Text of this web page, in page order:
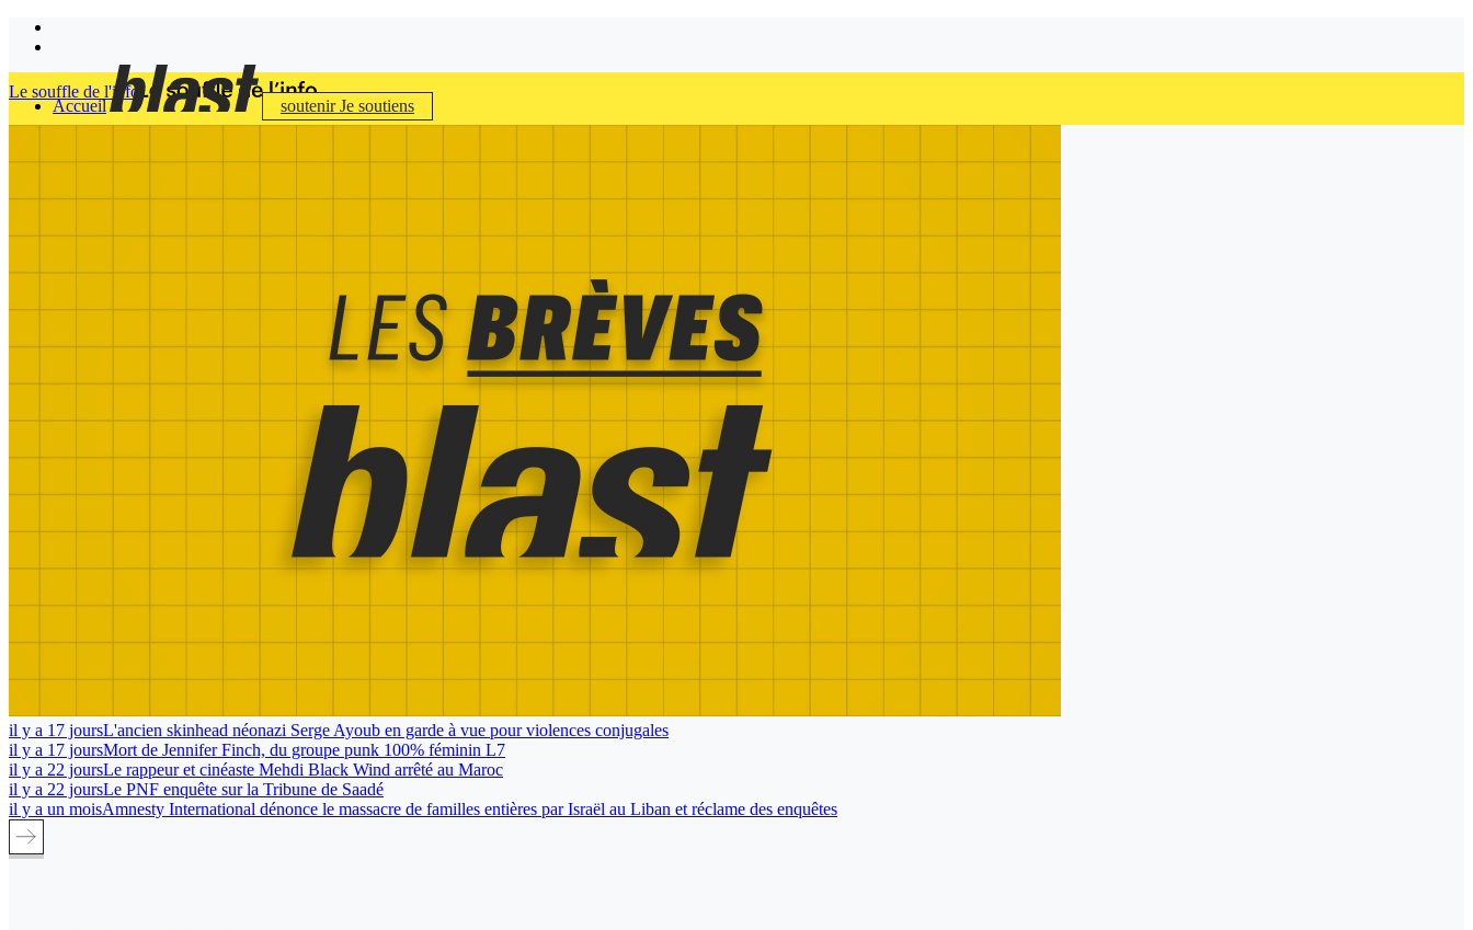
Accueil soutenirJe soutiens
Le souffle de l'info
il y a 17 joursL'ancien skinhead néonazi Serge Ayoub en garde à vue pour violences conjugales
il y a 17 joursMort de Jennifer Finch, du groupe punk 100% féminin L7
il y a 22 joursLe rappeur et cinéaste Mehdi Black Wind arrêté au Maroc
il y a 22 joursLe PNF enquête sur la Tribune de Saadé
il y a un moisAmnesty International dénonce le massacre de familles entières par Israël au Liban et réclame des enquêtes